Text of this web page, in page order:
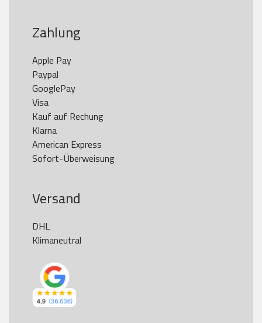
Zahlung
Apple Pay
Paypal
GooglePay
Visa
Kauf auf Rechung
Klarna
American Express
Versand
DHL
Klimaneutral